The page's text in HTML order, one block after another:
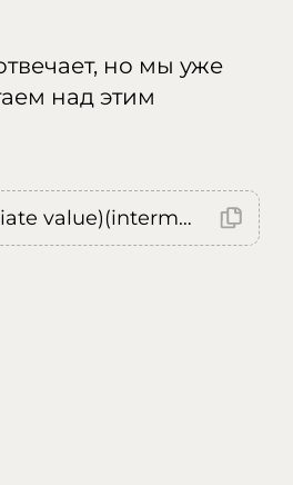
но мы уже
над этим
Error: (intermediate value)(intermediate value)(intermediate value).replaceAll is not a function